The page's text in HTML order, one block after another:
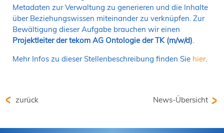
Metadaten zur Verwaltung zu generieren und die Inhalte
über Beziehungswissen miteinander zu verknüpfen. Zur
Bewältigung dieser Aufgabe brauchen wir einen
Projektleiter der tekom AG Ontologie der TK (m/w/d)
Mehr Infos zu dieser Stellenbeschreibung finden Sie hier.
zurück News-Übersicht